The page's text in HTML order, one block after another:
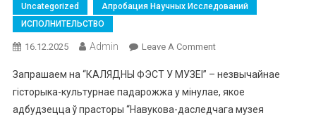
Uncategorized
Апробация Научных Исследований
ИСПОЛНИТЕЛЬСТВО
16.12.2025 Admin Leave A CommentOn
ФЭСТ
У
МУЗЕІ
Запрашаем на “КАЛЯДНЫ ФЭСТ У МУЗЕІ” – незвычайнае
гісторыка-культурнае падарожжа у мінулае, якое
адбудзецца ў прасторы “Навукова-даследчага музея